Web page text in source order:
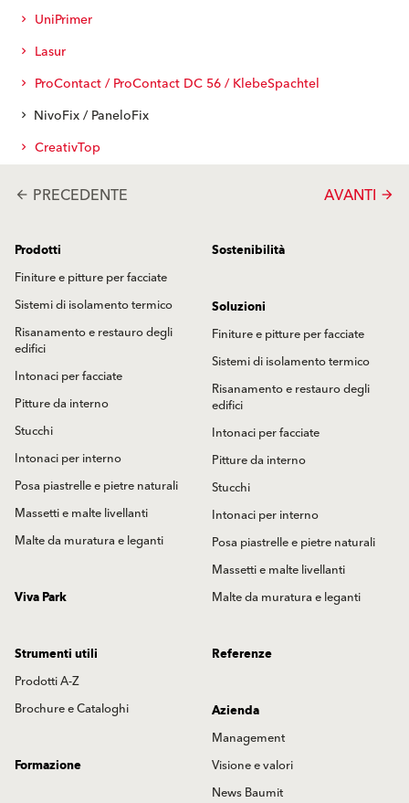
UniPrimer
Lasur
ProContact / ProContact DC 56 / KlebeSpachtel
NivoFix / PaneloFix
CreativTop
arrow_back PRECEDENTE AVANTI arrow_forward
Prodotti
Finiture e pitture per facciate
Sistemi di isolamento termico
Risanamento e restauro degli
edifici
Intonaci per facciate
Pitture da interno
Stucchi
Intonaci per interno
Posa piastrelle e pietre naturali
Massetti e malte livellanti
Malte da muratura e leganti
Sostenibilità
Soluzioni
Finiture e pitture per facciate
Sistemi di isolamento termico
Risanamento e restauro degli
edifici
Intonaci per facciate
Pitture da interno
Stucchi
Intonaci per interno
Posa piastrelle e pietre naturali
Massetti e malte livellanti
Malte da muratura e leganti
Viva Park
Strumenti utili
Prodotti A-Z
Brochure e Cataloghi
Referenze
Azienda
Management
Visione e valori
News Baumit
Formazione